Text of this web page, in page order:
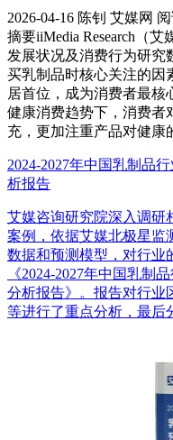
2026-04-16 陈钊 艾媒网
摘要iiMedia Research（
发展状况及消费行为研究
买乳制品时核心关注的因
居首位，成为消费者最核
健康消费趋势下，消费者
充，更加注重产品对健康
2024-2027年中国乳制品
析报告
艾媒咨询研究院深入调研
案例，依据艾媒北极星监
数据和预测模型，对行业
《2024-2027年中国乳制
分析报告》。报告对行业
等进行了重点分析，最后